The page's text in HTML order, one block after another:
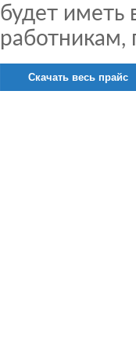
будет иметь
Скачать весь прайс